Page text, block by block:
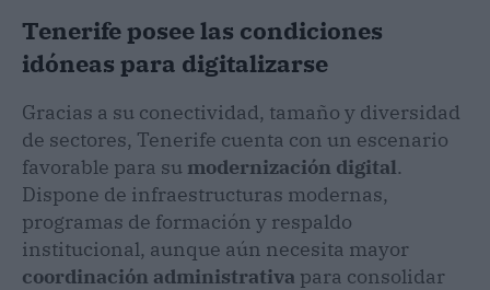
Tenerife posee las condiciones
idóneas para digitalizarse
Gracias a su conectividad, tamaño y diversidad
de sectores, Tenerife cuenta con un escenario
favorable para su modernización digital.
Dispone de infraestructuras modernas,
programas de formación y respaldo
institucional, aunque aún necesita mayor
coordinación administrativa para consolidar